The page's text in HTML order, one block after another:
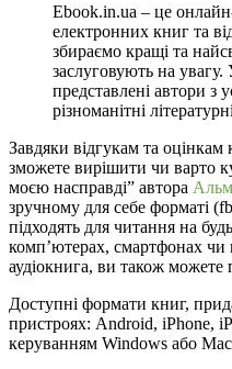
Ebook.in.ua – це
електронних книг та
збираємо кращі та
заслуговують на
представлені автори з
різноманітні
Завдяки відгукам та
зможете вирішити чи варто
моєю насправді” автора
зручному для себе форматі
підходять для читання на
комп’ютерах, смартфонах
аудіокнига, ви також можете
Доступні формати книг,
пристроях: Android, iPhone,
керуванням Windows або